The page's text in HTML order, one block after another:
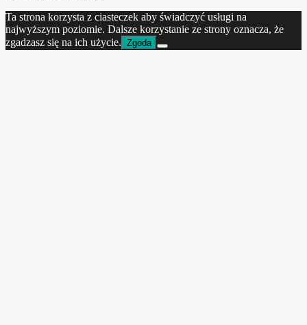
Ta strona korzysta z ciasteczek aby świadczyć usługi na
najwyższym poziomie. Dalsze korzystanie ze strony oznacza, że
zgadzasz się na ich użycie. Zgoda